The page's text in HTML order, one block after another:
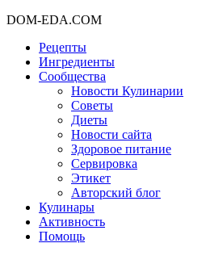
DOM-EDA.COM
Рецепты
Ингредиенты
Сообщества
Новости Кулинарии
Советы
Диеты
Новости сайта
Здоровое питание
Сервировка
Этикет
Авторский блог
Кулинары
Активность
Помощь